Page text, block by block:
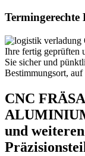
Termingerechte
Ihre fertig geprüften
Sie sicher und
Bestimmungsort, auf
CNC
und